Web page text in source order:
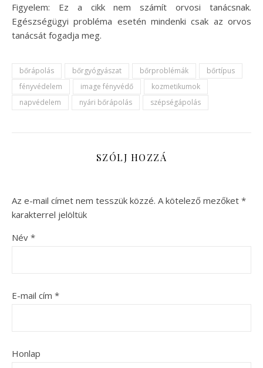
Figyelem: Ez a cikk nem számít orvosi tanácsnak.
Egészségügyi probléma esetén mindenki csak az orvos
tanácsát fogadja meg.
bőrápolás bőrgyógyászat bőrproblémák
bőrtípus
fényvédelem
image fényvédő
kozmetikumok
napvédelem
nyári bőrápolás szépségápolás
SZÓLJ HOZZÁ
Az e-mail címet nem tesszük közzé. A kötelező mezőket *
karakterrel jelöltük
Név *
E-mail cím *
Honlap